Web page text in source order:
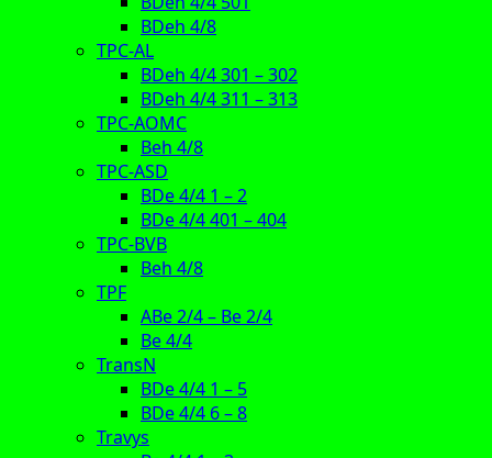
BDeh 4/8
TPC-AL
BDeh 4/4 301 – 302
BDeh 4/4 311 – 313
TPC-AOMC
Beh 4/8
TPC-ASD
BDe 4/4 1 – 2
BDe 4/4 401 – 404
TPC-BVB
Beh 4/8
TPF
ABe 2/4 – Be 2/4
Be 4/4
TransN
BDe 4/4 1 – 5
BDe 4/4 6 – 8
Travys